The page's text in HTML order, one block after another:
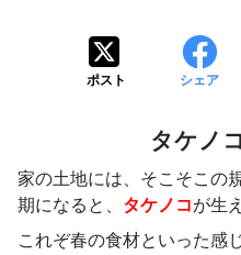
ポスト シェア
タケノ
家の土地には、そこそこの
期になると、 タケノコが生
これぞ春の食材といった感